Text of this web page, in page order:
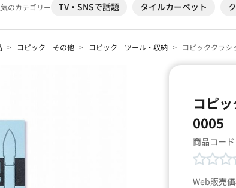
のカテゴリー TV・SNSで話題 タイルカーペット
コピック その他 コピック ツール・収納 コピッククラ
コピ
0005
商品コード
Web販売